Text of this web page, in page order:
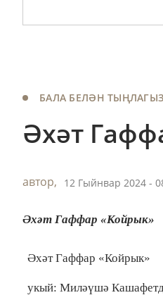
БАЛА БЕЛӘН ТЫҢЛАГЫЗ
Әхәт
автор, 12 Гыйнвар 2024 -
Әхәт Гаффар «Койрык»
Әхәт Гаффар «Койрык»
укый: Миләүшә